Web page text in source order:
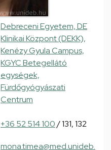
Debreceni Egyetem, DE
Klinikai Központ (DEKK),
Kenézy Gyula Campus,
KGYC Betegellátó
egységek,
Fürdőgyógyászati
Centrum
+36 52 514 100/ 131, 132
mona.timea@med.unideb.